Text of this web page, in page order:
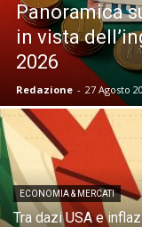
Panoramica
in vista
2026
Redazione - 27 Agosto
ECONOMIA & MERCATI
Tra dazi USA e